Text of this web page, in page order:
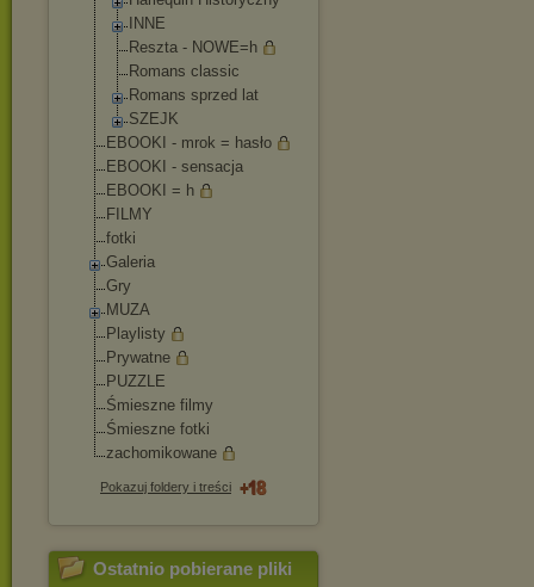
INNE
Reszta - NOWE=h
Romans classic
Romans sprzed lat
SZEJK
EBOOKI - mrok = hasło
EBOOKI - sensacja
EBOOKI = h
FILMY
fotki
Galeria
Gry
MUZA
Playlisty
Prywatne
PUZZLE
Śmieszne filmy
Śmieszne fotki
zachomikowane
Pokazuj foldery i treści
Ostatnio pobierane pliki